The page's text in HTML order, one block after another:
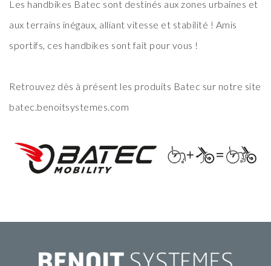
Les handbikes Batec sont destinés aux zones urbaines et
aux terrains inégaux, alliant vitesse et stabilité ! Amis
sportifs, ces handbikes sont fait pour vous !
Retrouvez dès à présent les produits Batec sur notre site
batec.benoitsystemes.com